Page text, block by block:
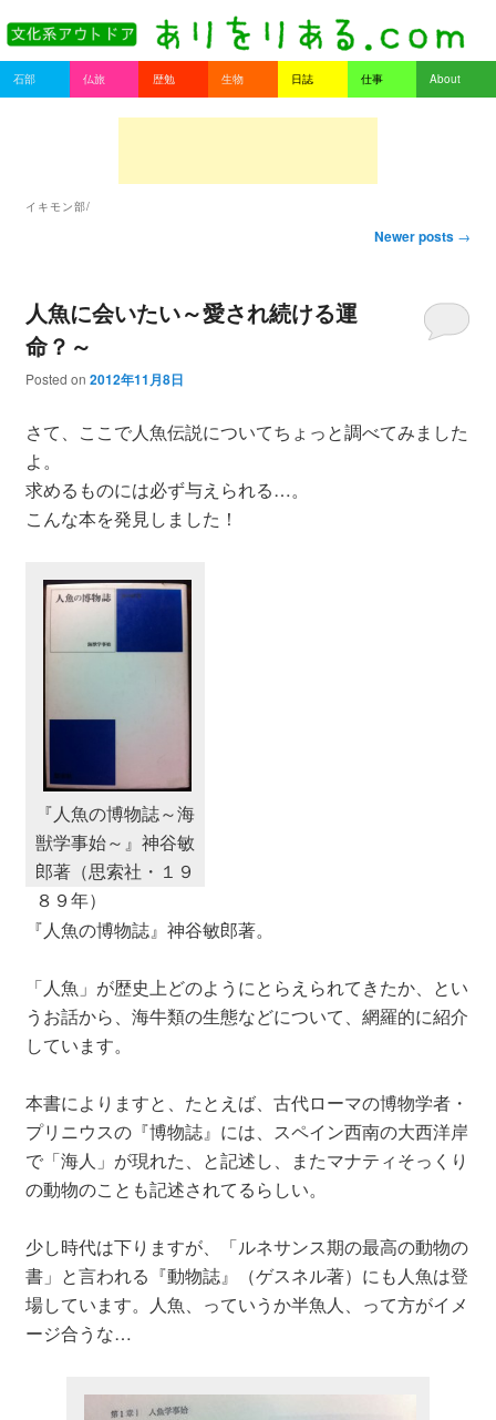
ありをりある.com
Main menu
Skip to primary content
Skip to secondary content
石部 仏旅 歴勉 生物 日誌 仕事 About
イキモン部/
Newer posts →
人魚に会いたい～愛され続ける運
命？～
Posted on 2012年11月8日
さて、ここで人魚伝説についてちょっと調べてみました
よ。
求めるものには必ず与えられる…。
こんな本を発見しました！
『人魚の博物誌～海
獣学事始～』神谷敏
郎著（思索社・１９
８９年）
『人魚の博物誌』神谷敏郎著。
「人魚」が歴史上どのようにとらえられてきたか、とい
うお話から、海牛類の生態などについて、網羅的に紹介
しています。
本書によりますと、たとえば、古代ローマの博物学者・
プリニウスの『博物誌』には、スペイン西南の大西洋岸
で「海人」が現れた、と記述し、またマナティそっくり
の動物のことも記述されてるらしい。
少し時代は下りますが、「ルネサンス期の最高の動物の
書」と言われる『動物誌』（ゲスネル著）にも人魚は登
場しています。人魚、っていうか半魚人、って方がイメ
ージ合うな…